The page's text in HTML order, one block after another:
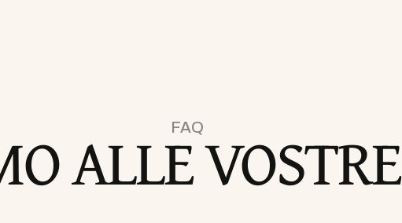
FAQ
ALLE